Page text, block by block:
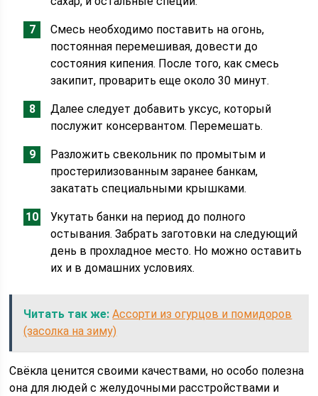
Смесь необходимо поставить на огонь,
постоянная перемешивая, довести до
состояния кипения. После того, как смесь
закипит, проварить еще около 30 минут.
Далее следует добавить уксус, который
послужит консервантом. Перемешать.
Разложить свекольник по промытым и
простерилизованным заранее банкам,
закатать специальными крышками.
Укутать банки на период до полного
остывания. Забрать заготовки на следующий
день в прохладное место. Но можно оставить
их и в домашних условиях.
Читать так же: Ассорти из огурцов и помидоров
(засолка на зиму)
Свёкла ценится своими качествами, но особо полезна
она для людей с желудочными расстройствами и